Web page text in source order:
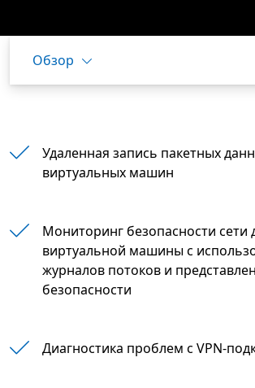
Обзор
Удаленная запись пакетных
виртуальных машин
Мониторинг безопасности сети
виртуальной машины с
журналов потоков и
безопасности
Диагностика проблем с VPN-